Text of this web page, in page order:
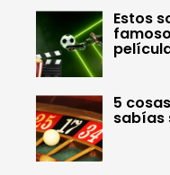
Estos
5
sabías